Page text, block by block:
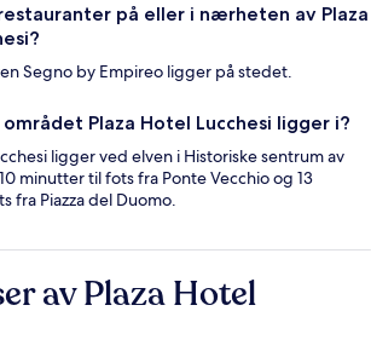
på eller i nærheten av Plaza
Segno by Empireo ligger på stedet.
Plaza Hotel Lucchesi ligger i?
ligger ved elven i Historiske sentrum av
minutter til fots fra Ponte Vecchio og 13
fra Piazza del Duomo.
av Plaza Hotel